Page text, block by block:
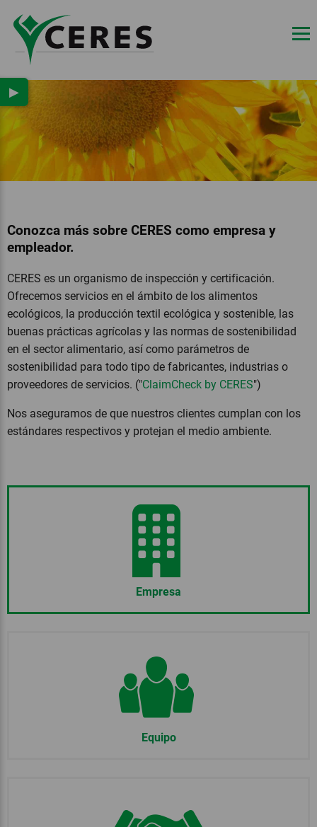
Conozca más sobre CERES como empresa y
empleador.
CERES es un organismo de inspección y certificación.
Ofrecemos servicios en el ámbito de los alimentos
ecológicos, la producción textil ecológica y sostenible, las
buenas prácticas agrícolas y las normas de sostenibilidad
en el sector alimentario, así como parámetros de
sostenibilidad para todo tipo de fabricantes, industrias o
proveedores de servicios. ("ClaimCheck by CERES")
Nos aseguramos de que nuestros clientes cumplan con los
estándares respectivos y protejan el medio ambiente.
Empresa
Equipo
▶